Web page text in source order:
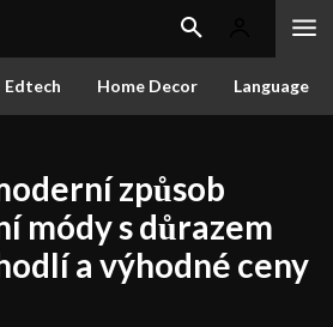
Edtech Home Decor Language
způsob
módy s důrazem
a výhodné ceny